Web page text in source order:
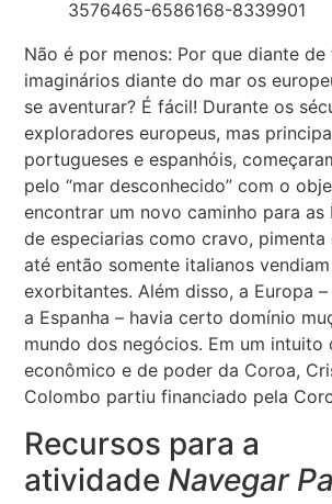
Não é por menos: Por que diante
imaginários diante do mar os
se aventurar? É fácil! Durante os
exploradores europeus, mas
portugueses e espanhóis,
pelo “mar desconhecido” com o
encontrar um novo caminho para as
de especiarias como cravo, pimenta
até então somente italianos
exorbitantes. Além disso, a Europa
a Espanha – havia certo domínio
mundo dos negócios. Em um intuito
econômico e de poder da Coroa,
Colombo partiu financiado pela
Recursos para a
atividade Navegar